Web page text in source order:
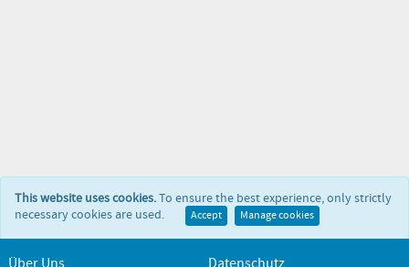
This website uses cookies.To ensure the best experience, only strictly
necessary cookies are used.
Accept Manage cookies